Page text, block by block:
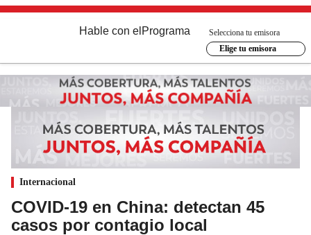
Hable con el Programa
Selecciona tu emisora
Elige tu emisora
Internacional
COVID-19 en China: detectan 45
casos por contagio local